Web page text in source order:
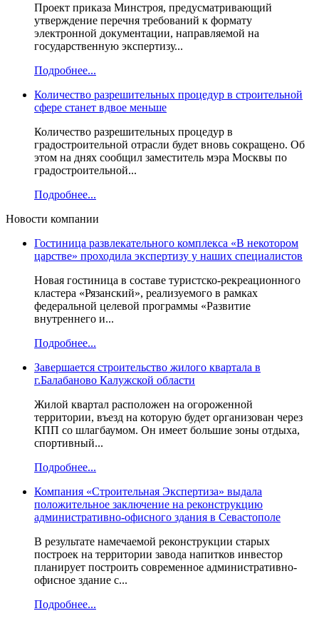
Проект приказа Минстроя, предусматривающий
утверждение перечня требований к формату
электронной документации, направляемой на
государственную экспертизу...
Подробнее...
Количество разрешительных процедур в строительной
сфере станет вдвое меньше
Количество разрешительных процедур в
градостроительной отрасли будет вновь сокращено. Об
этом на днях сообщил заместитель мэра Москвы по
градостроительной...
Подробнее...
Новости компании
Гостиница развлекательного комплекса «В некотором
царстве» проходила экспертизу у наших специалистов
Новая гостиница в составе туристско-рекреационного
кластера «Рязанский», реализуемого в рамках
федеральной целевой программы «Развитие
внутреннего и...
Подробнее...
Завершается строительство жилого квартала в
г.Балабаново Калужской области
Жилой квартал расположен на огороженной
территории, въезд на которую будет организован через
КПП со шлагбаумом. Он имеет большие зоны отдыха,
спортивный...
Подробнее...
Компания «Строительная Экспертиза» выдала
положительное заключение на реконструкцию
административно-офисного здания в Севастополе
В результате намечаемой реконструкции старых
построек на территории завода напитков инвестор
планирует построить современное административно-
офисное здание с...
Подробнее...